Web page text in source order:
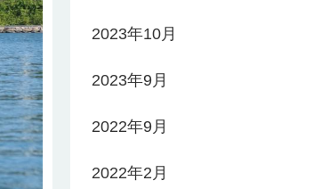
2023年10月
2023年9月
2022年9月
2022年2月